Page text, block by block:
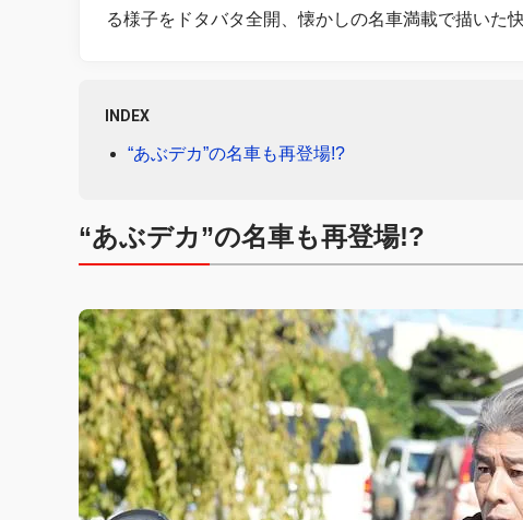
る様子をドタバタ全開、懐かしの名車満載で描いた快
INDEX
“あぶデカ”の名車も再登場!?
“あぶデカ”の名車も再登場!?